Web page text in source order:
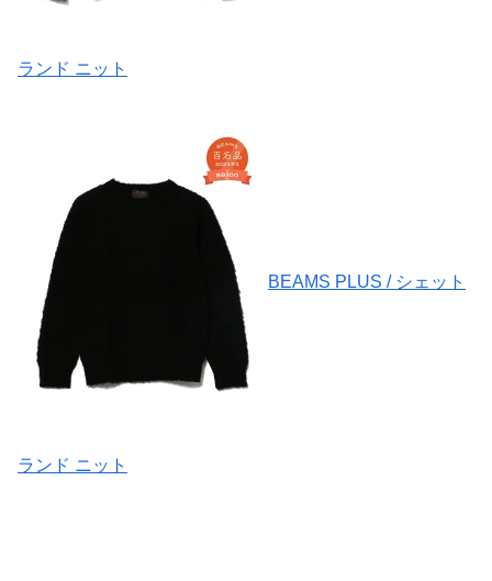
ランド ニット
BEAMS PLUS / シェット
ランド ニット